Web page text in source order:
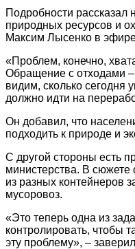
Подробности рассказал
природных ресурсов и
Максим Лысенко в
«Проблем, конечно,
Обращение с отходами
видим, сколько сегодня
должно идти на
Он добавил, что
подходить к природе и
С другой стороны есть
министерства. В сюжете
из разных контейнеров
мусоровоз.
«Это теперь одна из
контролировать, чтобы
эту проблему», –